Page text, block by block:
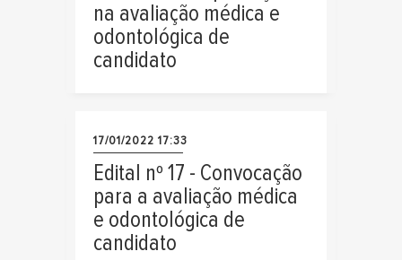
na avaliação médica e
odontológica de
candidato
17/01/2022 17:33
Edital nº 17 - Convocação
para a avaliação médica
e odontológica de
candidato